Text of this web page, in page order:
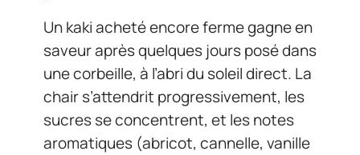
Un kaki acheté encore ferme gagne en
saveur après quelques jours posé dans
une corbeille, à l’abri du soleil direct. La
chair s’attendrit progressivement, les
sucres se concentrent, et les notes
aromatiques (abricot, cannelle, vanille